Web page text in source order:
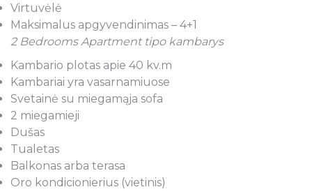
Virtuvėlė
Maksimalus apgyvendinimas – 4+1
2 Bedrooms Apartment tipo kambarys
Kambario plotas apie 40 kv.m
Kambariai yra vasarnamiuose
Svetainė su miegamąja sofa
2 miegamieji
Dušas
Tualetas
Balkonas arba terasa
Oro kondicionierius (vietinis)